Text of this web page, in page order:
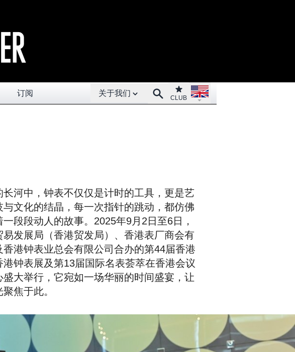
订阅
Open About menu
关于我们 SearchClub
CLUB
Open language menu
长河中，钟表不仅仅是计时的工具，更是艺
与文化的结晶，每一次指针的跳动，都仿佛
一段段动人的故事。2025年9月2日至6日，
易发展局（香港贸发局）、香港表厂商会有
香港钟表业总会有限公司合办的第44届香港
港钟表展及第13届国际名表荟萃在香港会议
盛大举行，它宛如一场华丽的时间盛宴，让
焦于此。